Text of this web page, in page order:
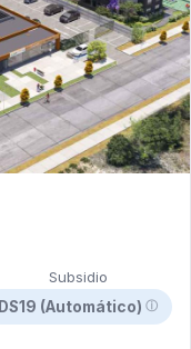
Subsidio
DS19 (Automático) ⓘ